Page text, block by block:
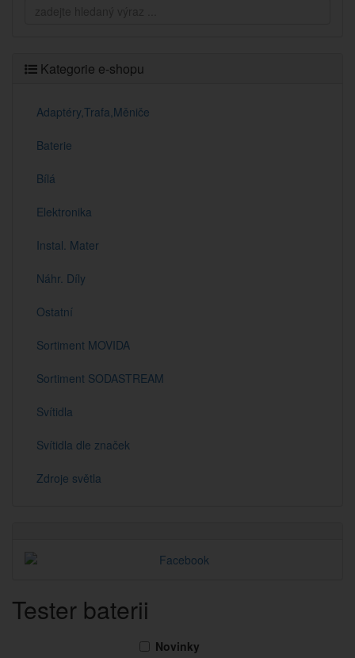
Kategorie e-shopu
Adaptéry,Trafa,Měniče
Baterie
Bílá
Elektronika
Instal. Mater
Náhr. Díly
Ostatní
Sortiment MOVIDA
Sortiment SODASTREAM
Svítidla
Svítidla dle značek
Zdroje světla
Tester baterii
Novinky